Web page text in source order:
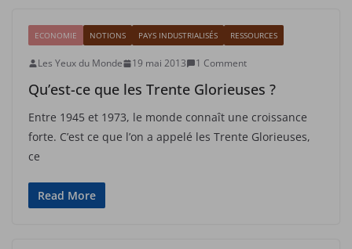
ECONOMIE NOTIONS PAYS INDUSTRIALISÉS RESSOURCES
Les Yeux du Monde 19 mai 2013 1 Comment
Qu’est-ce que les Trente Glorieuses ?
Entre 1945 et 1973, le monde connaît une croissance
forte. C’est ce que l’on a appelé les Trente Glorieuses,
ce
Read More